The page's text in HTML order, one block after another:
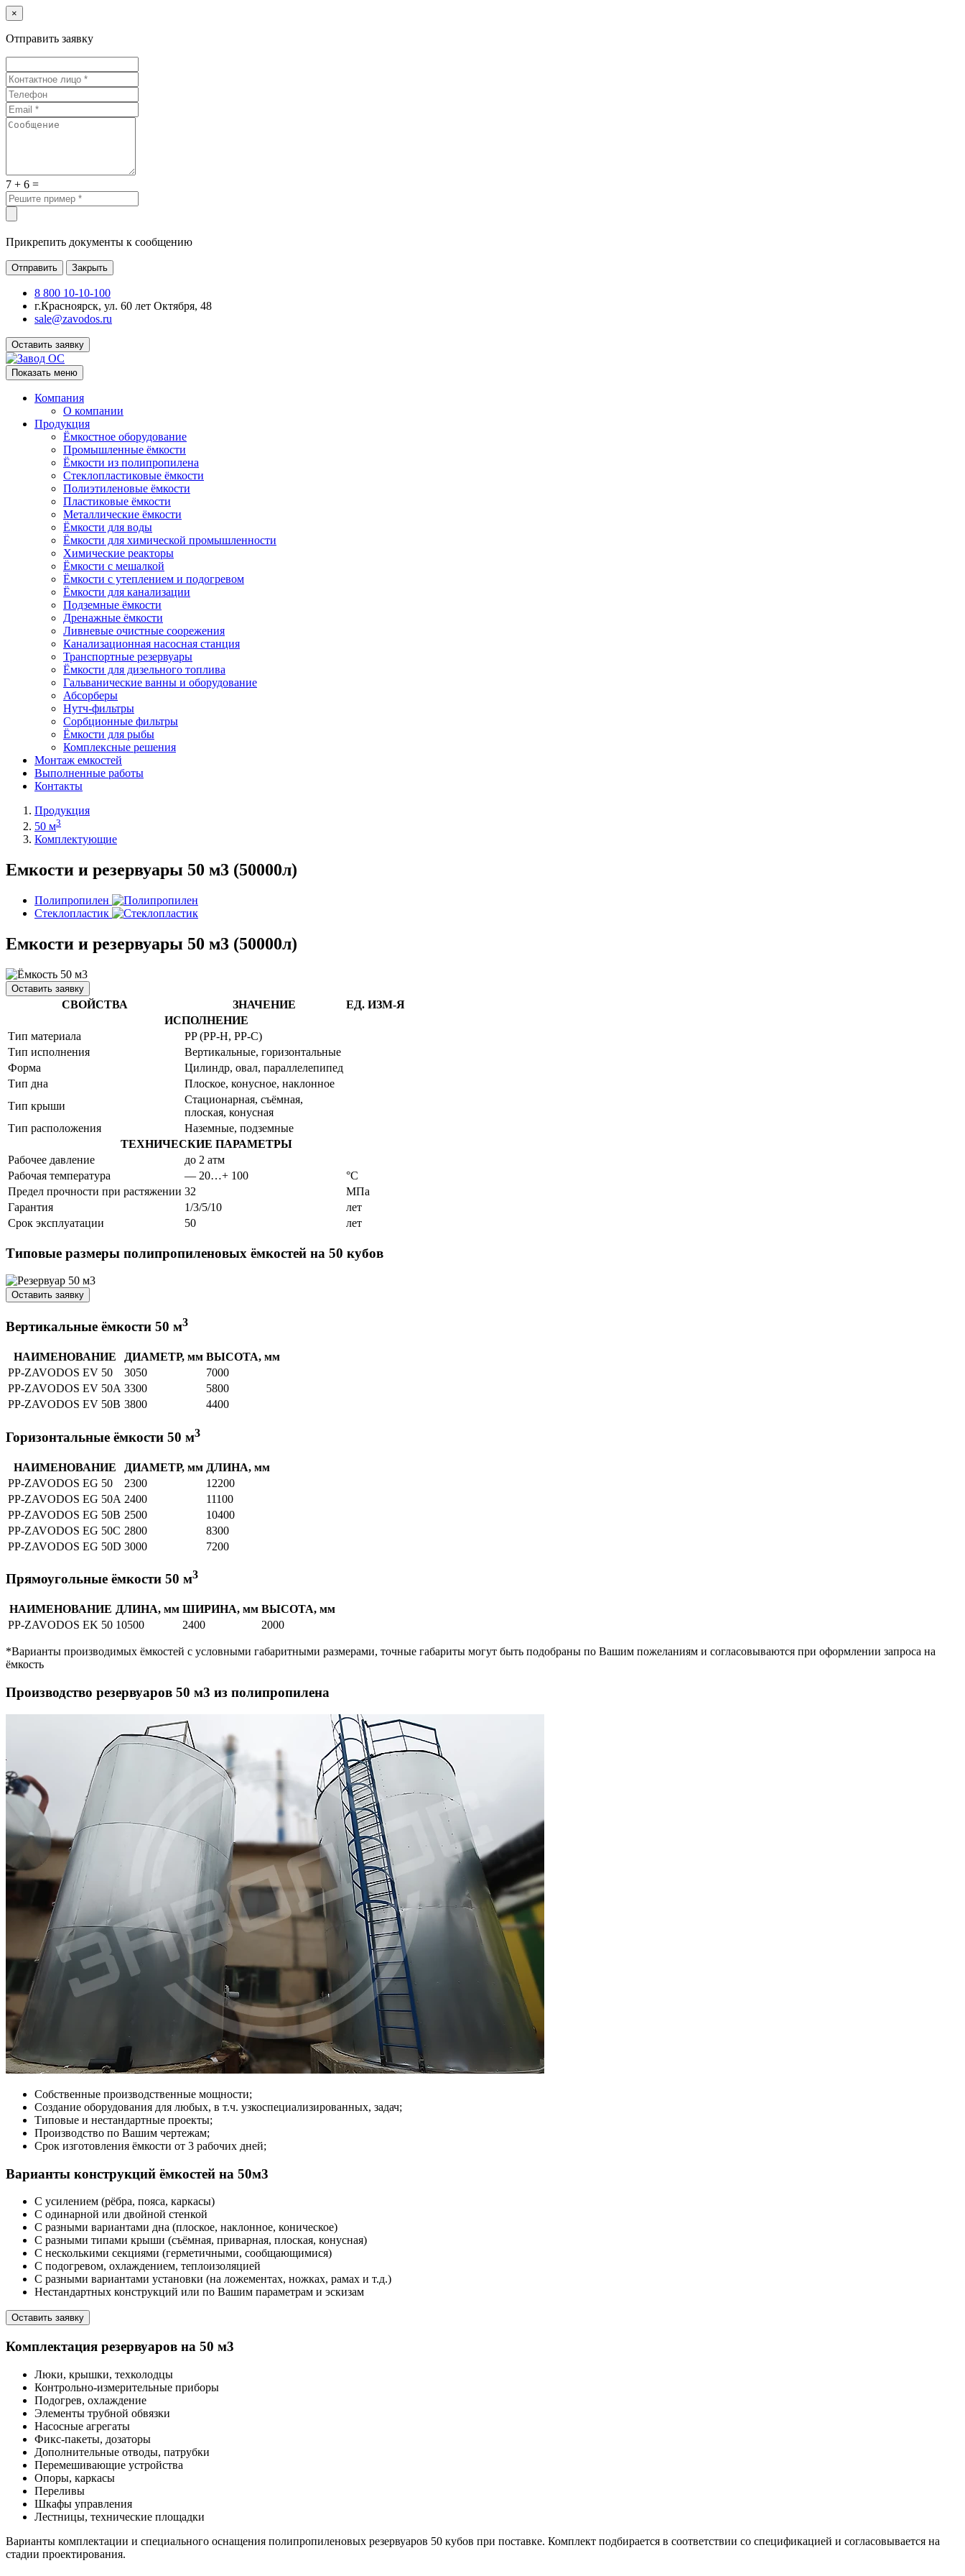
×
Отправить заявку
7 + 6 =
Прикрепить документы к сообщению
Отправить Закрыть
8 800 10-10-100
г.Красноярск, ул. 60 лет Октября, 48
sale@zavodos.ru
Оставить заявку
Показать меню
Компания
О компании
Продукция
Ёмкостное оборудование
Промышленные ёмкости
Ёмкости из полипропилена
Стеклопластиковые ёмкости
Полиэтиленовые ёмкости
Пластиковые ёмкости
Металлические ёмкости
Ёмкости для воды
Ёмкости для химической промышленности
Химические реакторы
Ёмкости с мешалкой
Ёмкости с утеплением и подогревом
Ёмкости для канализации
Подземные ёмкости
Дренажные ёмкости
Ливневые очистные соорежения
Канализационная насосная станция
Транспортные резервуары
Ёмкости для дизельного топлива
Гальванические ванны и оборудование
Абсорберы
Нутч-фильтры
Сорбционные фильтры
Ёмкости для рыбы
Комплексные решения
Монтаж емкостей
Выполненные работы
Контакты
Продукция
50 м3
Комплектующие
Емкости и резервуары 50 м3 (50000л)
Полипропилен
Стеклопластик
Емкости и резервуары 50 м3 (50000л)
Оставить заявку
СВОЙСТВА ЗНАЧЕНИЕ
ЕД. ИЗМ-Я
ИСПОЛНЕНИЕ
Тип материала
PP (РР-H, PP-C)
Тип исполнения
Вертикальные, горизонтальные
Форма
Цилиндр, овал, параллелепипед
Тип дна
Плоское, конусное, наклонное
Тип крыши
Стационарная, съёмная,
плоская, конусная
Тип расположения
Наземные, подземные
ТЕХНИЧЕСКИЕ ПАРАМЕТРЫ
Рабочее давление
до 2 атм
Рабочая температура
— 20…+ 100
°C
Предел прочности при растяжении 32
МПа
Гарантия
1/3/5/10
лет
Срок эксплуатации
50 лет
Типовые размеры полипропиленовых ёмкостей на 50 кубов
Оставить заявку
Вертикальные ёмкости 50 м3
НАИМЕНОВАНИЕ ДИАМЕТР, мм ВЫСОТА, мм
PP-ZAVODOS EV 50
3050
7000
PP-ZAVODOS EV 50A 3300
5800
PP-ZAVODOS EV 50B 3800 4400
Горизонтальные ёмкости 50 м3
НАИМЕНОВАНИЕ ДИАМЕТР, мм ДЛИНА, мм
PP-ZAVODOS EG 50
2300
12200
PP-ZAVODOS EG 50A 2400
11100
PP-ZAVODOS EG 50B 2500
10400
PP-ZAVODOS EG 50C 2800
8300
PP-ZAVODOS EG 50D 3000 7200
Прямоугольные ёмкости 50 м3
НАИМЕНОВАНИЕ ДЛИНА, мм ШИРИНА, мм ВЫСОТА, мм
PP-ZAVODOS EK 50 10500 2400 2000
*Варианты производимых ёмкостей с условными габаритными размерами, точные габариты могут быть подобраны по Вашим пожеланиям и согласовываются при оформлении запроса на
ёмкость
Производство резервуаров 50 м3 из полипропилена
Собственные производственные мощности;
Создание оборудования для любых, в т.ч. узкоспециализированных, задач;
Типовые и нестандартные проекты;
Производство по Вашим чертежам;
Срок изготовления ёмкости от 3 рабочих дней;
Варианты конструкций ёмкостей на 50м3
С усилением (рёбра, пояса, каркасы)
С одинарной или двойной стенкой
С разными вариантами дна (плоское, наклонное, коническое)
С разными типами крыши (съёмная, приварная, плоская, конусная)
С несколькими секциями (герметичными, сообщающимися)
С подогревом, охлаждением, теплоизоляцией
С разными вариантами установки (на ложементах, ножках, рамах и т.д.)
Нестандартных конструкций или по Вашим параметрам и эскизам
Оставить заявку
Комплектация резервуаров на 50 м3
Люки, крышки, техколодцы
Контрольно-измерительные приборы
Подогрев, охлаждение
Элементы трубной обвязки
Насосные агрегаты
Фикс-пакеты, дозаторы
Дополнительные отводы, патрубки
Перемешивающие устройства
Опоры, каркасы
Переливы
Шкафы управления
Лестницы, технические площадки
Варианты комплектации и специального оснащения полипропиленовых резервуаров 50 кубов при поставке. Комплект подбирается в соответствии со спецификацией и согласовывается на
стадии проектирования.